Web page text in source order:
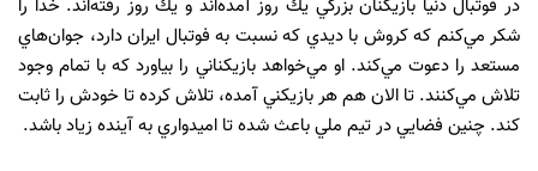
در فوتبال دنيا بازيكنان بزرگي يك روز آمده‌اند و يك روز رفته‌اند. خدا را
شكر مي‌كنم كه كروش با ديدي كه نسبت به فوتبال ايران دارد، جوان‌هاي
مستعد را دعوت مي‌كند. او مي‌خواهد بازيكناني را بياورد كه با تمام وجود
تلاش مي‌كنند. تا الان هم هر بازيكني آمده، تلاش كرده تا خودش را ثابت
كند. چنين فضايي در تيم‌ ملي باعث شده تا اميدواري به آينده زياد باشد.